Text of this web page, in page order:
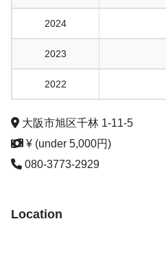
2024
2023
2022
大阪市旭区千林 1-11-5
¥ (under 5,000円)
080-3773-2929
Location